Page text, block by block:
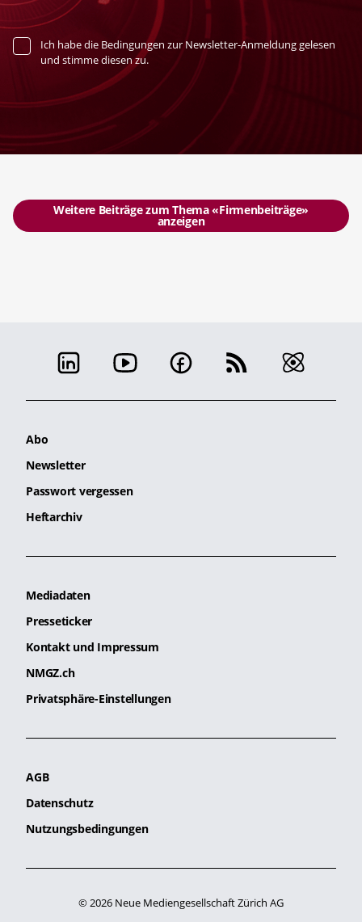
Ich habe die Bedingungen zur Newsletter-Anmeldung gelesen
und stimme diesen zu.
Weitere Beiträge zum Thema «Firmenbeiträge»
anzeigen
Abo
Newsletter
Passwort vergessen
Heftarchiv
Mediadaten
Presseticker
Kontakt und Impressum
NMGZ.ch
Privatsphäre-Einstellungen
AGB
Datenschutz
Nutzungsbedingungen
© 2026 Neue Mediengesellschaft Zürich AG